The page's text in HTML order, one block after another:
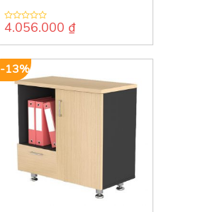
0
of
4.056.000 ₫
-13%